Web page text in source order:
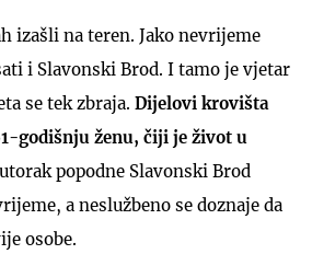
izašli na teren. Jako nevrijeme
i Slavonski Brod. I tamo je vjetar
se tek zbraja. Dijelovi krovišta
godišnju ženu, čiji je život u
popodne Slavonski Brod
a neslužbeno se doznaje da
osobe.